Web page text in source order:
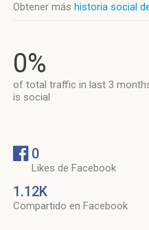
Obtener más historia social
0%
of total traffic in last 3
is social
0
Likes de Facebook
1.12K
Compartido en Facebook